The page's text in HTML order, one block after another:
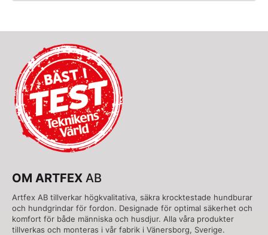
OM ARTFEX AB
Artfex AB tillverkar högkvalitativa, säkra krocktestade hundburar
och hundgrindar för fordon. Designade för optimal säkerhet och
komfort för både människa och husdjur. Alla våra produkter
tillverkas och monteras i vår fabrik i Vänersborg, Sverige.